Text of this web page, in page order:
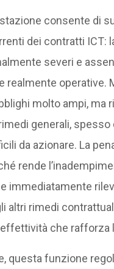
consente di
dei contratti ICT:
severi e
realmente operative.
molto ampi, ma
generali,
da azionare. La
rende
immediatamente
altri rimedi
che rafforza
questa funzione